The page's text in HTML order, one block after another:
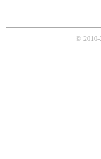
© 2010-